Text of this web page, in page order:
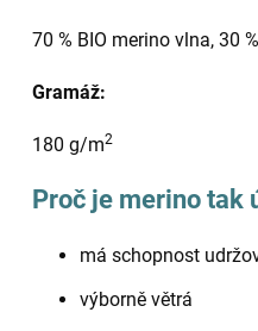
70 % BIO merino vlna, 30
Gramáž:
180 g/m2
Proč je merino tak
má schopnost
výborně větrá